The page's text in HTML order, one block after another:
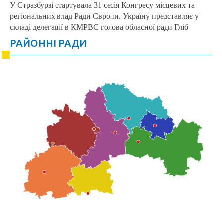
У Стразбурзі стартувала 31 сесія Конгресу місцевих та
регіональних влад Ради Європи. Україну представляє у
складі делегації в КМРВЄ голова обласної ради Гліб
РАЙОННІ РАДИ